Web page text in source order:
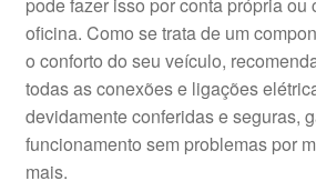
pode fazer isso por conta própria ou
oficina. Como se trata de um
o conforto do seu veículo,
todas as conexões e ligações
devidamente conferidas e seguras,
funcionamento sem problemas por
mais.